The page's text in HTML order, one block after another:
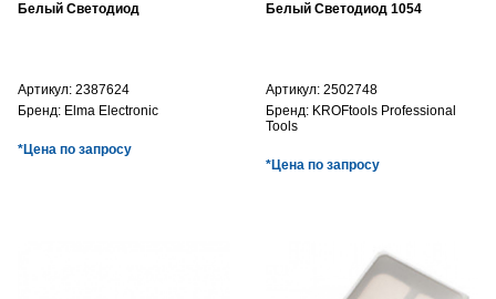
Белый Светодиод
Артикул: 2387624
Бренд: Elma Electronic
*Цена по запросу
Белый Светодиод 1054
Артикул: 2502748
Бренд: KROFtools Professional
Tools
*Цена по запросу